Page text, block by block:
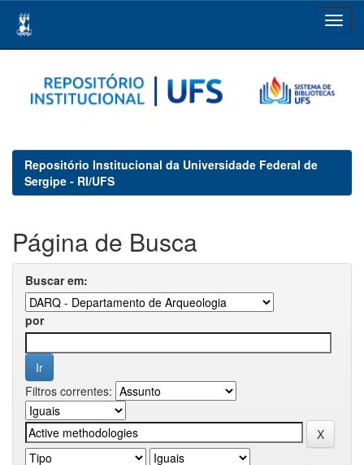
navigation
Repositório Institucional da Universidade Federal de
Sergipe - RI/UFS
Página de Busca
Buscar em:
por
Filtros correntes: